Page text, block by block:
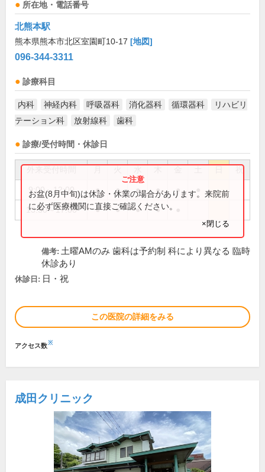
所在地・電話番号
北熊本駅
熊本県熊本市北区室園町10-17 [地図]
096-344-3311
診療科目
内科 神経内科 呼吸器科 消化器科 循環器科
リハビリ
テーション科
放射線科 歯科
診療/受付時間・休診日
祝
9:00～12:00 ● ● ● ● ●
13:30～17:00 ● ● ● ●
お盆(8月中旬)は休診・休業の場合があります。来院前
に必ず医療機関に直接ご確認ください。
×閉じる
備考: 土曜AMのみ 歯科は予約制 科により異なる 臨時
休診あり
休診日: 日・祝
この医院の詳細をみる
アクセス数※
成田クリニック